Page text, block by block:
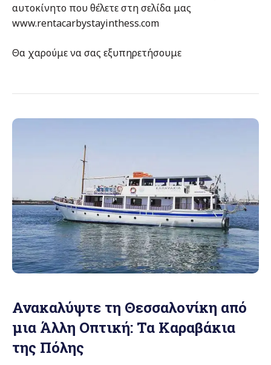
αυτοκίνητο που θέλετε στη σελίδα μας
www.rentacarbystayinthess.com
Θα χαρούμε να σας εξυπηρετήσουμε
Ανακαλύψτε τη Θεσσαλονίκη από
μια Άλλη Οπτική: Τα Καραβάκια
της Πόλης